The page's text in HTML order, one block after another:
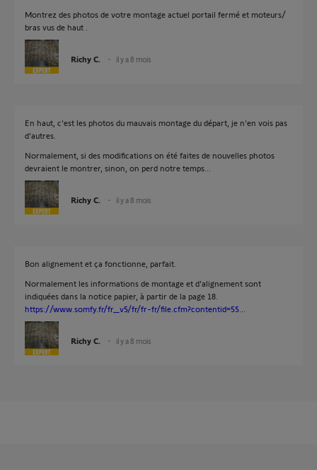
Montrez des photos de votre montage actuel portail fermé et moteurs/
bras vus de haut .
Richy C. il y a 8 mois
En haut, c'est les photos du mauvais montage du départ, je n'en vois pas
d'autres.
Normalement, si des modifications on été faites de nouvelles photos
devraient le montrer, sinon, on perd notre temps...
Richy C. il y a 8 mois
Bon alignement et ça fonctionne, parfait.
Normalement les informations de montage et d'alignement sont
indiquées dans la notice papier, à partir de la page 18.
https://www.somfy.fr/fr_v5/fr/fr-fr/file.cfm?contentid=55...
Richy C. il y a 8 mois